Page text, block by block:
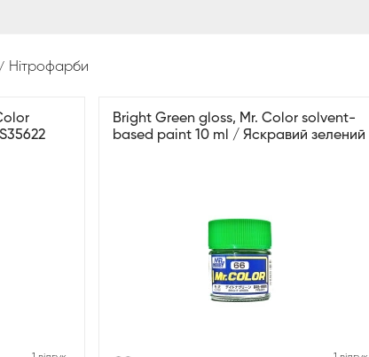
Нітрофарби
Bright Green gloss, Mr. Color solvent-
based paint 10 ml / Яскравий зелений